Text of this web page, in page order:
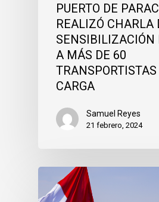
PUERTO DE
REALIZÓ CHARLA
SENSIBILIZACIÓN
A MÁS DE 60
TRANSPORTISTAS
CARGA
Samuel Reyes
21 febrero, 2024